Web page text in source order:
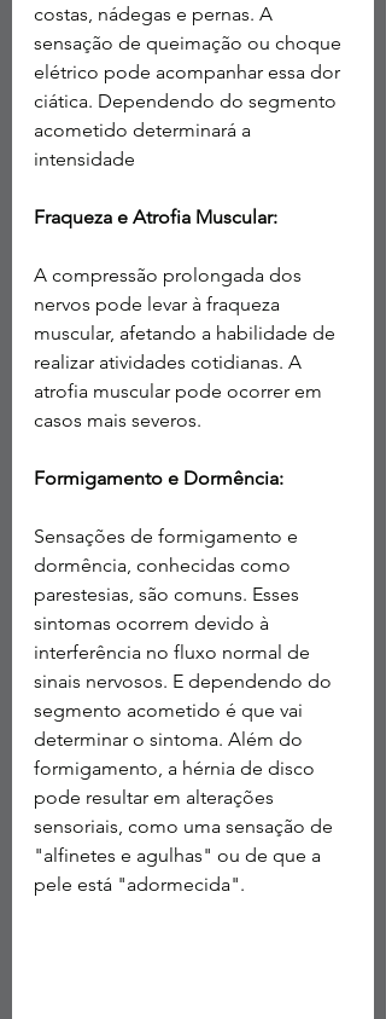
costas, nádegas e pernas. A
sensação de queimação ou choque
elétrico pode acompanhar essa dor
ciática. Dependendo do segmento
acometido determinará a
intensidade
Fraqueza e Atrofia Muscular:
A compressão prolongada dos
nervos pode levar à fraqueza
muscular, afetando a habilidade de
realizar atividades cotidianas. A
atrofia muscular pode ocorrer em
casos mais severos.
Formigamento e Dormência:
Sensações de formigamento e
dormência, conhecidas como
parestesias, são comuns. Esses
sintomas ocorrem devido à
interferência no fluxo normal de
sinais nervosos. E dependendo do
segmento acometido é que vai
determinar o sintoma. Além do
formigamento, a hérnia de disco
pode resultar em alterações
sensoriais, como uma sensação de
"alfinetes e agulhas" ou de que a
pele está "adormecida".